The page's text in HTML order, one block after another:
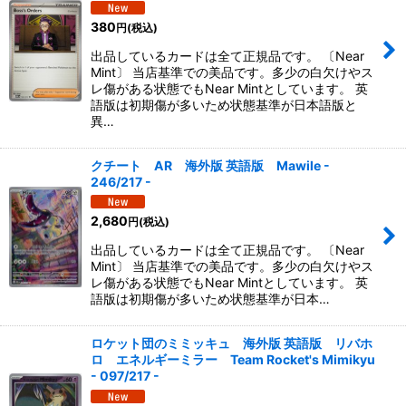
380円(税込)
出品しているカードは全て正規品です。 〔Near
Mint〕 当店基準での美品です。多少の白欠けやス
レ傷がある状態でもNear Mintとしています。 英
語版は初期傷が多いため状態基準が日本語版と
異…
クチート AR 海外版 英語版 Mawile -
246/217 -
2,680円(税込)
出品しているカードは全て正規品です。 〔Near
Mint〕 当店基準での美品です。多少の白欠けやス
レ傷がある状態でもNear Mintとしています。 英
語版は初期傷が多いため状態基準が日本…
ロケット団のミミッキュ 海外版 英語版 リバホ
ロ エネルギーミラー Team Rocket's Mimikyu
- 097/217 -